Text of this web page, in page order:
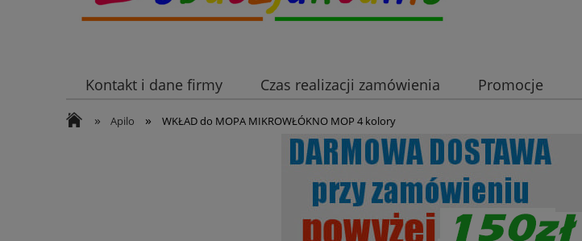
Kontakt i dane firmy Czas realizacji zamówienia Promocje
» Apilo » WKŁAD do MOPA MIKROWŁÓKNO MOP 4 kolory